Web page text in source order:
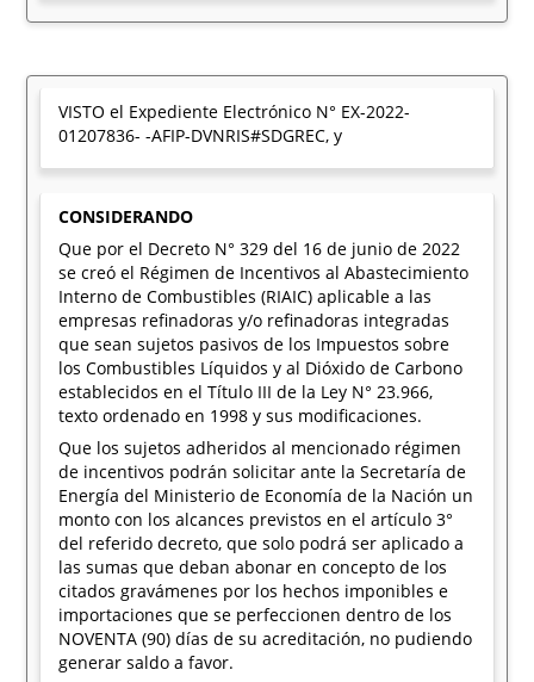
VISTO el Expediente Electrónico N° EX-2022-
01207836- -AFIP-DVNRIS#SDGREC, y
CONSIDERANDO
Que por el Decreto N° 329 del 16 de junio de 2022
se creó el Régimen de Incentivos al Abastecimiento
Interno de Combustibles (RIAIC) aplicable a las
empresas refinadoras y/o refinadoras integradas
que sean sujetos pasivos de los Impuestos sobre
los Combustibles Líquidos y al Dióxido de Carbono
establecidos en el Título III de la Ley N° 23.966,
texto ordenado en 1998 y sus modificaciones.
Que los sujetos adheridos al mencionado régimen
de incentivos podrán solicitar ante la Secretaría de
Energía del Ministerio de Economía de la Nación un
monto con los alcances previstos en el artículo 3°
del referido decreto, que solo podrá ser aplicado a
las sumas que deban abonar en concepto de los
citados gravámenes por los hechos imponibles e
importaciones que se perfeccionen dentro de los
NOVENTA (90) días de su acreditación, no pudiendo
generar saldo a favor.